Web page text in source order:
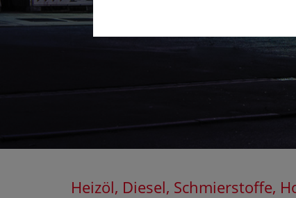
Heizöl, Diesel, Schmierstoffe,